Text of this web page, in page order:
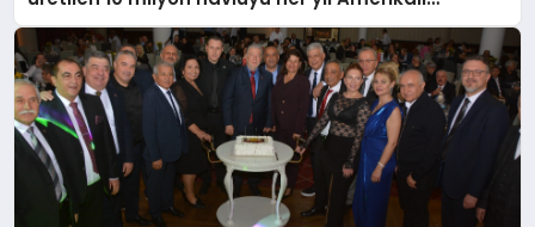
tüketicilerle buluşturuyor